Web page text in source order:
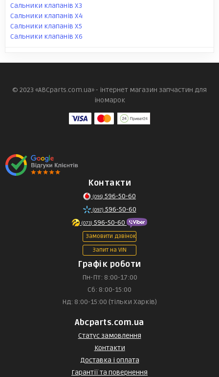
Сальники клапанів X3
Сальники клапанів X4
Сальники клапанів X5
Сальники клапанів X6
© 2023 «ABCparts.com.ua» - інтернет магазин запчастин для
іномарок
Контакти
(095) 596-50-60
(097) 596-50-60
(073) 596-50-60
Замовити дзвінок
Запит на VIN
Графік роботи
Пн-Пт: 8:00-17:00
Сб: 8:00-15:00
Нд: 8:00-15:00 (тільки Харків)
Abcparts.com.ua
Статус замовлення
Контакти
Доставка і оплата
Гарантії та повернення